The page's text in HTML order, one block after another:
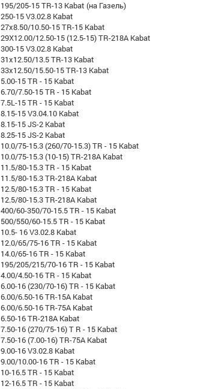
195/205-15 TR-13 Kabat (на Газель)
250-15 V3.02.8 Kabat
27x8.50/10.50-15 TR-15 Kabat
29X12.00/12.50-15 (12.5-15) TR-218A Kabat
300-15 V3.02.8 Kabat
31x12.50/13.5 TR-13 Kabat
33x12.50/15.50-15 TR-13 Kabat
5.00-15 TR - 15 Kabat
6.70/7.50-15 TR - 15 Kabat
7.5L-15 TR - 15 Kabat
8.15-15 V3.04.10 Kabat
8.15-15 JS-2 Kabat
8.25-15 JS-2 Kabat
10.0/75-15.3 (260/70-15.3) TR - 15 Kabat
10.0/75-15.3 (10-15) TR-218A Kabat
11.5/80-15.3 TR - 15 Kabat
11.5/80-15.3 TR-218A Kabat
12.5/80-15.3 TR - 15 Kabat
12.5/80-15.3 TR-218A Kabat
400/60-350/70-15.5 TR - 15 Kabat
500/550/60-15.5 TR - 15 Kabat
10.5- 16 V3.02.8 Kabat
12.0/65/75-16 TR - 15 Kabat
14.0/65-16 TR - 15 Kabat
195/205/215/70-16 TR - 15 Kabat
4.00/4.50-16 TR - 15 Kabat
6.00-16 (230/70-16) TR - 15 Kabat
6.00/6.50-16 TR-15A Kabat
6.00/6.50-16 TR-75A Kabat
6.50-16 TR-218A Kabat
7.50-16 (270/75-16) T R - 15 Kabat
7.50-16 (7.00-16) TR-75A Kabat
9.00-16 V3.02.8 Kabat
9.00/10.00-16 TR - 15 Kabat
10-16.5 TR - 15 Kabat
12-16.5 TR - 15 Kabat